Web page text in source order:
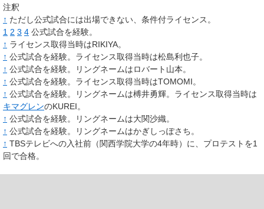
注釈
↑ ただし公式試合には出場できない、条件付ライセンス。
1 2 3 4 公式試合を経験。
↑ ライセンス取得当時はRIKIYA。
↑ 公式試合を経験。ライセンス取得当時は松島利也子。
↑ 公式試合を経験。リングネームはロバート山本。
↑ 公式試合を経験。ライセンス取得当時はTOMOMI。
↑ 公式試合を経験。リングネームは榑井勇輝。ライセンス取得当時は
キマグレンのKUREI。
↑ 公式試合を経験。リングネームは大関沙織。
↑ 公式試合を経験。リングネームはかぎしっぽさち。
↑ TBSテレビへの入社前（関西学院大学の4年時）に、プロテストを1
回で合格。